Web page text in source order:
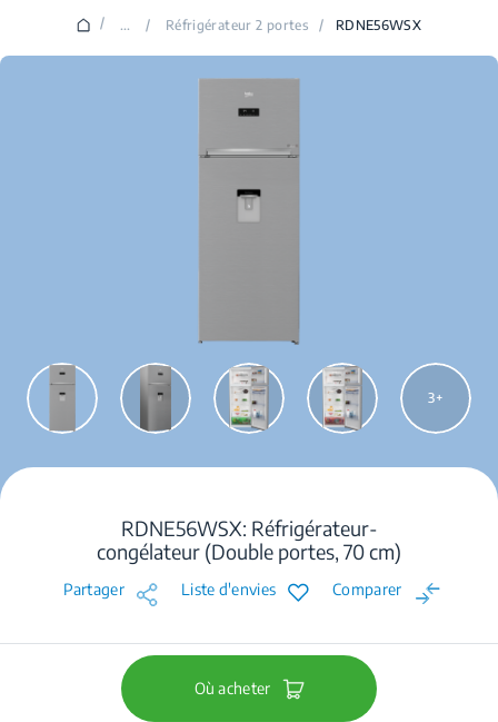
/ ... / Réfrigérateur 2 portes / RDNE56WSX
3
RDNE56WSX: Réfrigérateur-
congélateur (Double portes, 70 cm)
Partager Liste d'envies Comparer
Où acheter